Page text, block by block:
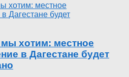
мы хотим: местное
в Дагестане будет